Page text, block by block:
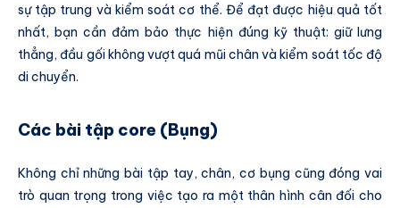
sự tập trung và kiểm soát cơ thể. Để đạt được hiệu quả tốt
nhất, bạn cần đảm bảo thực hiện đúng kỹ thuật: giữ lưng
thẳng, đầu gối không vượt quá mũi chân và kiểm soát tốc độ
di chuyển.
Các bài tập core (Bụng)
Không chỉ những bài tập tay, chân, cơ bụng cũng đóng vai
trò quan trọng trong việc tạo ra một thân hình cân đối cho